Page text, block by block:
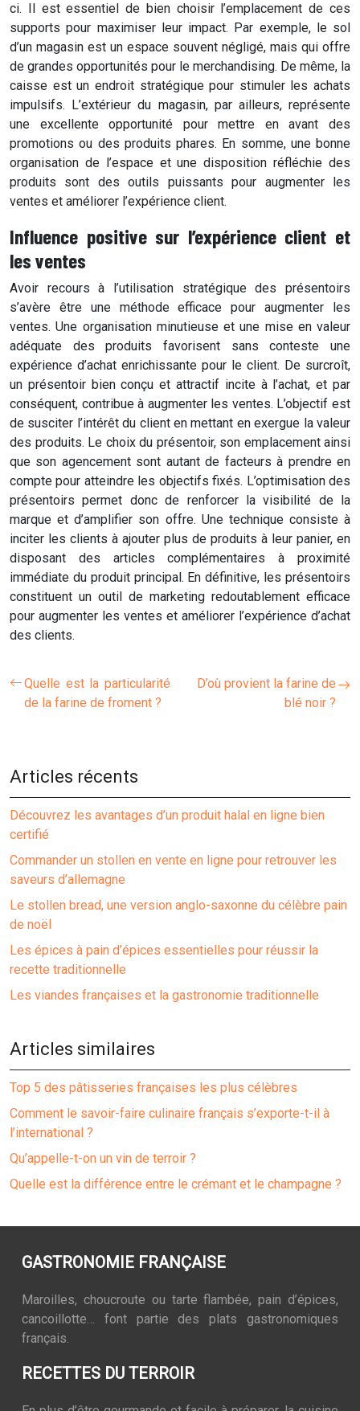
ci. Il est essentiel de bien choisir l’emplacement de ces
supports pour maximiser leur impact. Par exemple, le sol
d’un magasin est un espace souvent négligé, mais qui offre
de grandes opportunités pour le merchandising. De même, la
caisse est un endroit stratégique pour stimuler les achats
impulsifs. L’extérieur du magasin, par ailleurs, représente
une excellente opportunité pour mettre en avant des
promotions ou des produits phares. En somme, une bonne
organisation de l’espace et une disposition réfléchie des
produits sont des outils puissants pour augmenter les
ventes et améliorer l’expérience client.
Influence positive sur l’expérience client et
les ventes
Avoir recours à l’utilisation stratégique des présentoirs
s’avère être une méthode efficace pour augmenter les
ventes. Une organisation minutieuse et une mise en valeur
adéquate des produits favorisent sans conteste une
expérience d’achat enrichissante pour le client. De surcroît,
un présentoir bien conçu et attractif incite à l’achat, et par
conséquent, contribue à augmenter les ventes. L’objectif est
de susciter l’intérêt du client en mettant en exergue la valeur
des produits. Le choix du présentoir, son emplacement ainsi
que son agencement sont autant de facteurs à prendre en
compte pour atteindre les objectifs fixés. L’optimisation des
présentoirs permet donc de renforcer la visibilité de la
marque et d’amplifier son offre. Une technique consiste à
inciter les clients à ajouter plus de produits à leur panier, en
disposant des articles complémentaires à proximité
immédiate du produit principal. En définitive, les présentoirs
constituent un outil de marketing redoutablement efficace
pour augmenter les ventes et améliorer l’expérience d’achat
des clients.
Quelle est la particularité
de la farine de froment ?
D’où provient la farine de
blé noir ?
Articles récents
Découvrez les avantages d’un produit halal en ligne bien
certifié
Commander un stollen en vente en ligne pour retrouver les
saveurs d’allemagne
Le stollen bread, une version anglo-saxonne du célèbre pain
de noël
Les épices à pain d’épices essentielles pour réussir la
recette traditionnelle
Les viandes françaises et la gastronomie traditionnelle
Articles similaires
Top 5 des pâtisseries françaises les plus célèbres
Comment le savoir-faire culinaire français s’exporte-t-il à
l’international ?
Qu’appelle-t-on un vin de terroir ?
Quelle est la différence entre le crémant et le champagne ?
GASTRONOMIE FRANÇAISE
Maroilles, choucroute ou tarte flambée, pain d’épices,
cancoillotte… font partie des plats gastronomiques
français.
RECETTES DU TERROIR